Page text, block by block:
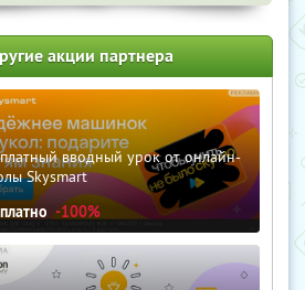
акции партнера
вводный урок от онлайн-
Skysmart
-100%